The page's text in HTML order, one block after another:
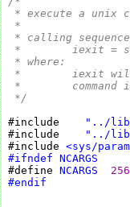
* execute a unix
*
* calling
*	iexit =
* where:
*	iexit
*
*/
#include
"../
#include
"../
#include <sys/
#ifndef NCARGS
#define NCARGS
256
#endif